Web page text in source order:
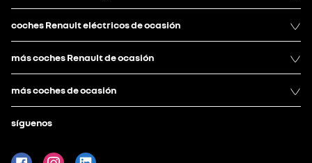
coches Renault eléctricos de ocasión
más coches Renault de ocasión
más coches de ocasión
síguenos